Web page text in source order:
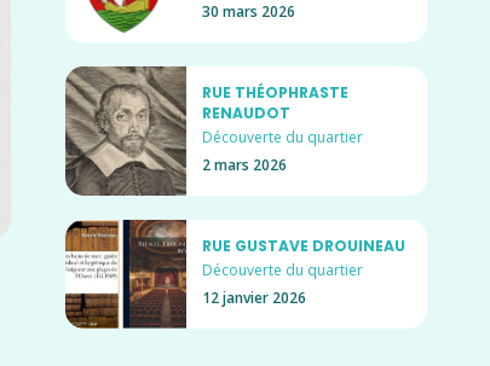
30 mars 2026
RUE THÉOPHRASTE
RENAUDOT
Découverte du quartier
2 mars 2026
RUE GUSTAVE DROUINEAU
Découverte du quartier
12 janvier 2026